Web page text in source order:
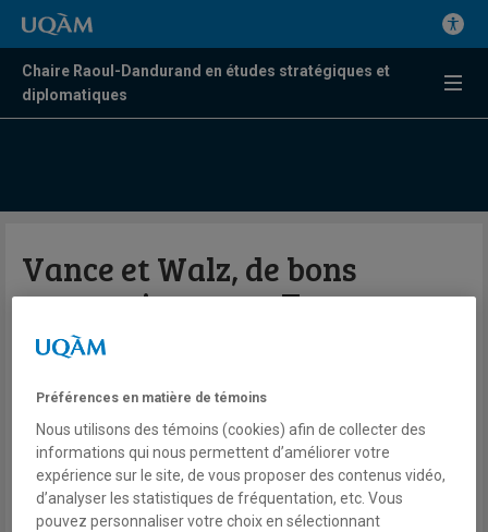
Chaire Raoul-Dandurand en études stratégiques et
diplomatiques
Vance et Walz, de bons
partenaires pour Trump et
Harris ?
La Presse
3 octobre 2024
En savoir plus
Préférences en matière de témoins
Nous utilisons des témoins (cookies) afin de collecter des
informations qui nous permettent d’améliorer votre
expérience sur le site, de vous proposer des contenus vidéo,
d’analyser les statistiques de fréquentation, etc. Vous
pouvez personnaliser votre choix en sélectionnant